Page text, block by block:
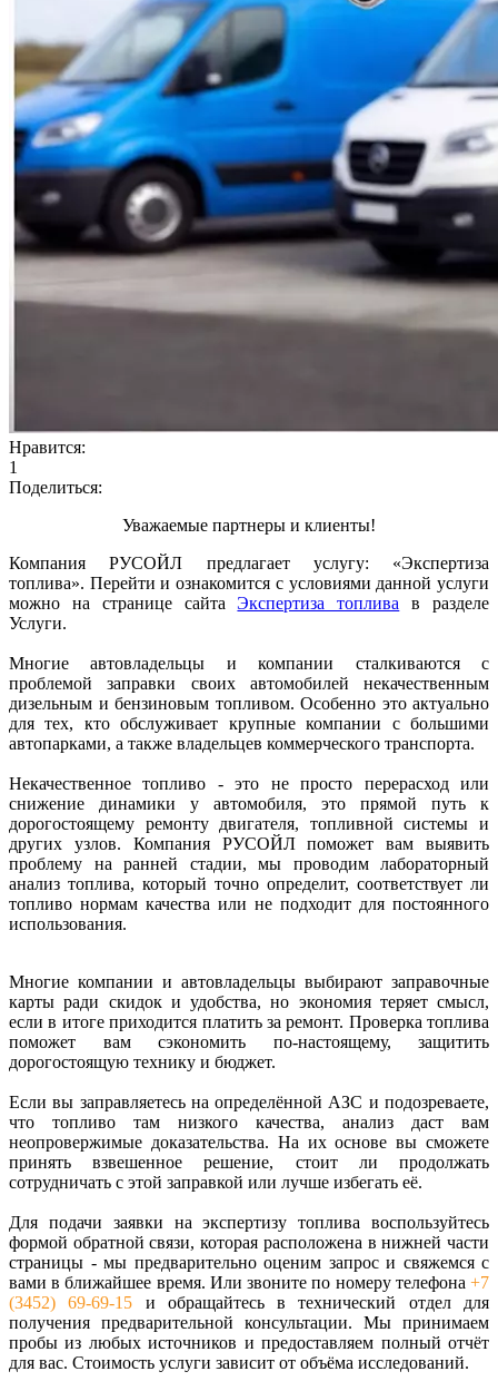
Нравится:
1
Поделиться:
Уважаемые партнеры и клиенты!
Компания РУСОЙЛ предлагает услугу: «Экспертиза
топлива». Перейти и ознакомится с условиями данной услуги
можно на странице сайтаЭкспертиза топлива в разделе
Услуги.
Многие автовладельцы и компании сталкиваются с
проблемой заправки своих автомобилей некачественным
дизельным и бензиновым топливом. Особенно это актуально
для тех, кто обслуживает крупные компании с большими
автопарками, а также владельцев коммерческого транспорта.
Некачественное топливо - это не просто перерасход или
снижение динамики у автомобиля, это прямой путь к
дорогостоящему ремонту двигателя, топливной системы и
других узлов. Компания РУСОЙЛ поможет вам выявить
проблему на ранней стадии, мы проводим лабораторный
анализ топлива, который точно определит, соответствует ли
топливо нормам качества или не подходит для постоянного
использования.
Многие компании и автовладельцы выбирают заправочные
карты ради скидок и удобства, но экономия теряет смысл,
если в итоге приходится платить за ремонт. Проверка топлива
поможет вам сэкономить по-настоящему, защитить
дорогостоящую технику и бюджет.
Если вы заправляетесь на определённой АЗС и подозреваете,
что топливо там низкого качества, анализ даст вам
неопровержимые доказательства. На их основе вы сможете
принять взвешенное решение, стоит ли продолжать
сотрудничать с этой заправкой или лучше избегать её.
Для подачи заявки на экспертизу топлива воспользуйтесь
формой обратной связи, которая расположена в нижней части
страницы - мы предварительно оценим запрос и свяжемся с
вами в ближайшее время. Или звоните по номеру телефона +7
(3452) 69-69-15 и обращайтесь в технический отдел для
получения предварительной консультации. Мы принимаем
пробы из любых источников и предоставляем полный отчёт
для вас. Стоимость услуги зависит от объёма исследований.